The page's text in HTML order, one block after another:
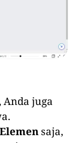
juga
Elemensaja,